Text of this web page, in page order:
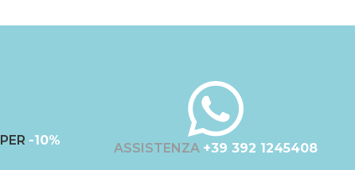
PER -10%
ASSISTENZA +39 392 1245408